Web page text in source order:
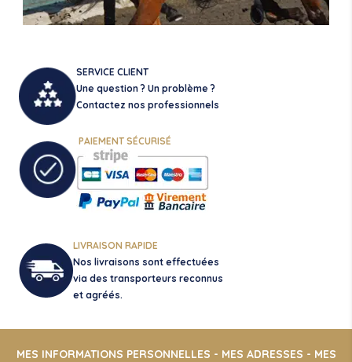
SERVICE CLIENT
Une question ? Un problème ?
Contactez nos professionnels
PAIEMENT SÉCURISÉ
LIVRAISON RAPIDE
Nos livraisons sont effectuées
via des transporteurs reconnus
et agréés.
MES INFORMATIONS PERSONNELLES - MES ADRESSES - MES